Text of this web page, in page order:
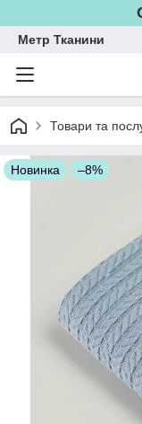
Метр Тканини
Товари та
Новинка –8%